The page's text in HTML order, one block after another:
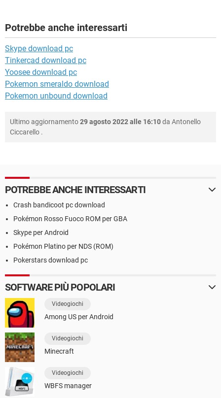
Potrebbe anche interessarti
Skype download pc
Tinkercad download pc
Yoosee download pc
Pokemon smeraldo download
Pokemon unbound download
Ultimo aggiornamento29 agosto 2022 alle 16:10da Antonello
Ciccarello .
POTREBBE ANCHE INTERESSARTI
Crash bandicoot pc download
Pokémon Rosso Fuoco ROM per GBA
Skype per Android
Pokémon Platino per NDS (ROM)
Pokerstars download pc
SOFTWARE PIÙ POPOLARI
Videogiochi
Among US per Android
Videogiochi
Minecraft
Videogiochi
WBFS manager